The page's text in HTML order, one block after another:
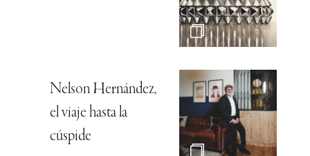
Nelson Hernández,
el viaje hasta la
cúspide